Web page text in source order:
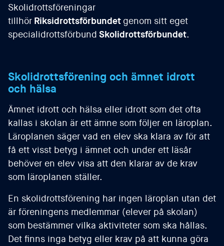
Skolidrottsföreningar
tillhör Riksidrottsförbundet genom sitt eget
specialidrottsförbund Skolidrottsförbundet.
Skolidrottsförening och ämnet idrott
och hälsa
Ämnet idrott och hälsa eller idrott som det ofta
kallas i skolan är ett ämne som följer en läroplan.
Läroplanen säger vad en elev ska klara av för att
få ett visst betyg i ämnet och under ett läsår
behöver en elev visa att den klarar av de krav
som läroplanen ställer.
En skolidrottsförening har ingen läroplan utan det
är föreningens medlemmar (elever på skolan)
som bestämmer vilka aktiviteter som ska hållas.
Det finns inga betyg eller krav på att kunna göra